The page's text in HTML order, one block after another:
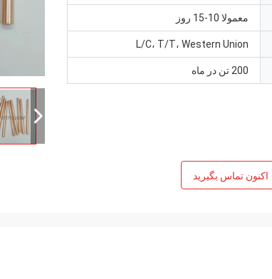
معمولا 10-15 روز
L/C، T/T، Western Union
200 تن در ماه
اکنون تماس بگیرید